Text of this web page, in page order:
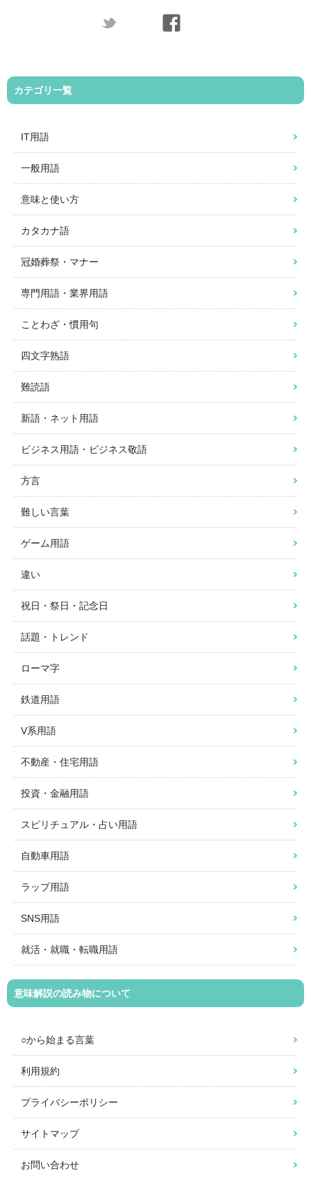
カテゴリ一覧
IT用語
一般用語
意味と使い方
カタカナ語
冠婚葬祭・マナー
専門用語・業界用語
ことわざ・慣用句
四文字熟語
難読語
新語・ネット用語
ビジネス用語・ビジネス敬語
方言
難しい言葉
ゲーム用語
違い
祝日・祭日・記念日
話題・トレンド
ローマ字
鉄道用語
V系用語
不動産・住宅用語
投資・金融用語
スピリチュアル・占い用語
自動車用語
ラップ用語
SNS用語
就活・就職・転職用語
意味解説の読み物について
○から始まる言葉
利用規約
プライバシーポリシー
サイトマップ
お問い合わせ